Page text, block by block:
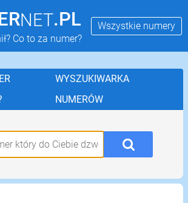
NET.PL
Co to za numer?
Wszystkie numery
WYSZUKIWARKA
NUMERÓW